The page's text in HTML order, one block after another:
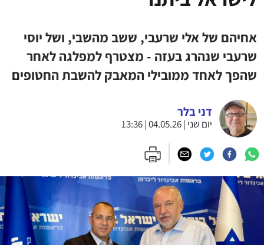
אחיהם של אלי שרעבי, ששב מהשבי, ושל יוסי
שרעבי שנהרג בעזה - מצטרף למפלגה לאחר
שהפך לאחד ממובילי המאבק להשבת החטופים
דני בלר
יום שני | 04.05.26 | 13:36